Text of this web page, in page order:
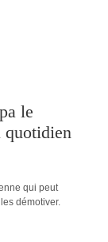
le
quotidien
qui peut
démotiver.